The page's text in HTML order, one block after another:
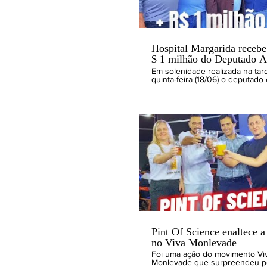
site www.jmnoticias.com.br.
Hospital Margarida
$ 1 milhão do Deputado
Alvarenga
Em solenidade realizada na
quinta-feira (18/06) o deputado
Margarida. O evento contou
presença de integrantes da
funcionários, vereadores e
comunitárias de João Monlevade,
Vista de Minas e Itabira. Além
anunciar os recursos que
orçamento do governo
Adriano Alvarenga fez uma
ao saudoso José Alberto Grijó
entrega de uma placa à sua
Denise, e à filha Iola.
Pint Of Science enaltece
no Viva Monlevade
Foi uma ação do movimento
Monlevade que surpreendeu